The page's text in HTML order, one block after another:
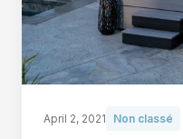
April 2, 2021 Non classé